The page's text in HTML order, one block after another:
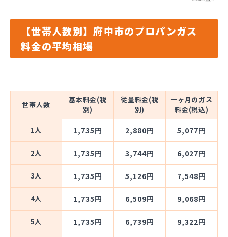
【世帯人数別】府中市のプロパンガス
料金の平均相場
世帯人数
基本料金(税
別)
従量料金(税
別)
一ヶ月のガス
料金(税込)
1人 1,735円 2,880円 5,077円
2人 1,735円 3,744円 6,027円
3人 1,735円 5,126円 7,548円
4人 1,735円 6,509円 9,068円
5人 1,735円 6,739円 9,322円